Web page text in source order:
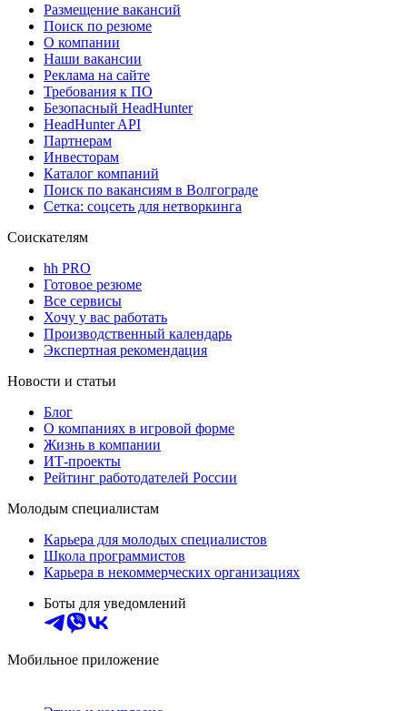
Размещение вакансий
Поиск по резюме
О компании
Наши вакансии
Реклама на сайте
Требования к ПО
Безопасный HeadHunter
HeadHunter API
Партнерам
Инвесторам
Каталог компаний
Поиск по вакансиям в Волгограде
Сетка: соцсеть для нетворкинга
Соискателям
hh PRO
Готовое резюме
Все сервисы
Хочу у вас работать
Производственный календарь
Экспертная рекомендация
Новости и статьи
Блог
О компаниях в игровой форме
Жизнь в компании
ИТ-проекты
Рейтинг работодателей России
Молодым специалистам
Карьера для молодых специалистов
Школа программистов
Карьера в некоммерческих организациях
Боты для уведомлений
Мобильное приложение